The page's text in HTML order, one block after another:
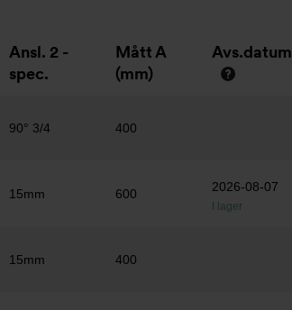
Ansl. 2 -
spec.
Mått A
(mm)
Avs.datum
90° 3/4 400
15mm 600 2026-08-07
I lager
15mm 400